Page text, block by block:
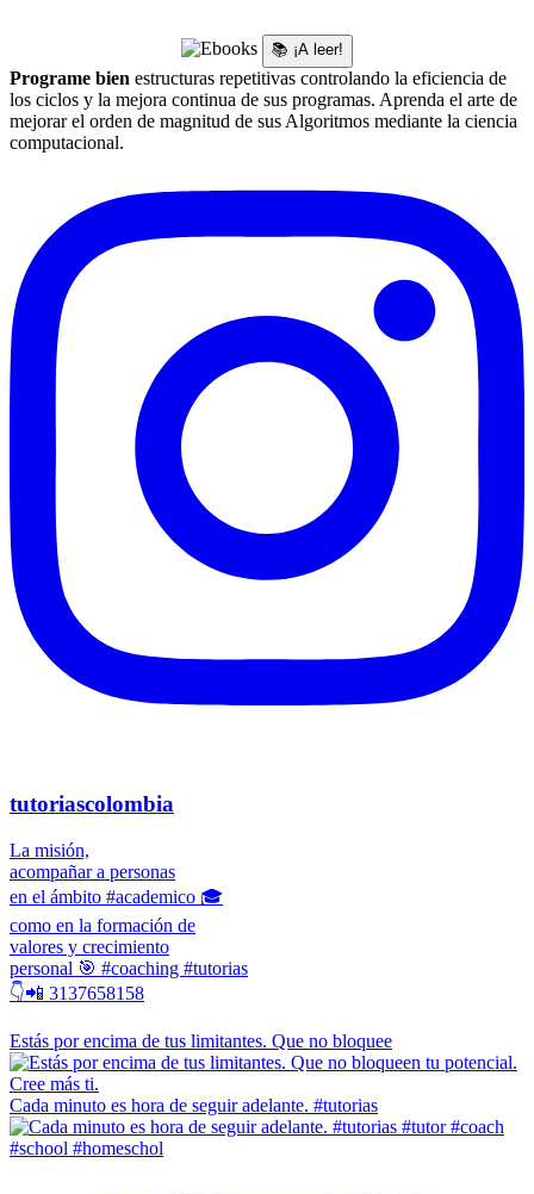
📚 ¡A leer!
Programe bien estructuras repetitivas controlando la eficiencia de
los ciclos y la mejora continua de sus programas. Aprenda el arte de
mejorar el orden de magnitud de sus Algoritmos mediante la ciencia
computacional.
tutoriascolombia
La misión,
acompañar a personas
en el ámbito #academico 🎓
como en la formación de
valores y crecimiento
personal 🎯 #coaching #tutorias
👇📲 3137658158
Estás por encima de tus limitantes. Que no bloquee
Cada minuto es hora de seguir adelante. #tutorias